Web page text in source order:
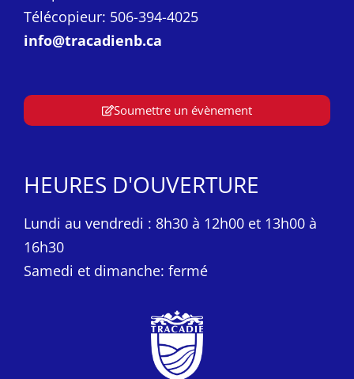
Télécopieur: 506-394-4025
info@tracadienb.ca
Soumettre un évènement
HEURES D'OUVERTURE
Lundi au vendredi : 8h30 à 12h00 et 13h00 à
16h30
Samedi et dimanche: fermé